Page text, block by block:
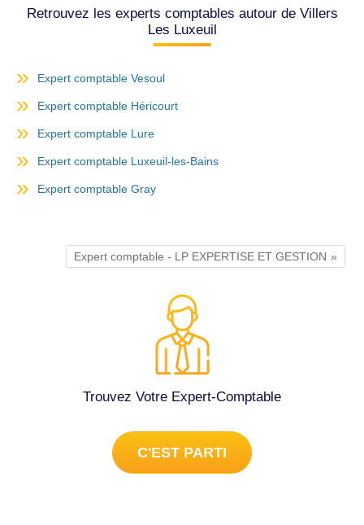
Retrouvez les experts comptables autour de Villers
Les Luxeuil
Expert comptable Vesoul
Expert comptable Héricourt
Expert comptable Lure
Expert comptable Luxeuil-les-Bains
Expert comptable Gray
Expert comptable - LP EXPERTISE ET GESTION
Trouvez Votre Expert-Comptable
C'EST PARTI